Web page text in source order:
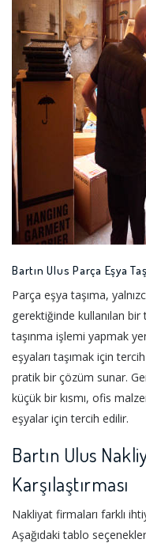
Bartın Ulus Parça Eşya
Parça eşya taşıma,
gerektiğinde kullanılan bir
taşınma işlemi yapmak
eşyaları taşımak için
pratik bir çözüm sunar.
küçük bir kısmı, ofis
eşyalar için tercih edilir.
Bartın Ulus
Karşılaştırması
Nakliyat firmaları farklı
Aşağıdaki tablo seçenekleri